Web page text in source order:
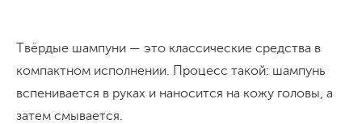
Твёрдые шампуни — это классические средства в
компактном исполнении. Процесс такой: шампунь
вспенивается в руках и наносится на кожу головы, а
затем смывается.